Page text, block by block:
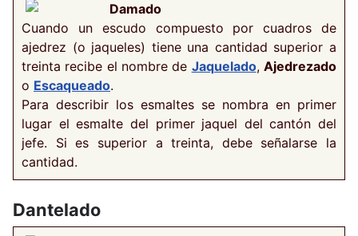
Damado
Cuando un escudo compuesto por cuadros de
ajedrez (o jaqueles) tiene una cantidad superior a
treinta recibe el nombre de Jaquelado,Ajedrezado
o Escaqueado.
Para describir los esmaltes se nombra en primer
lugar el esmalte del primer jaquel del cantón del
jefe. Si es superior a treinta, debe señalarse la
cantidad.
Dantelado